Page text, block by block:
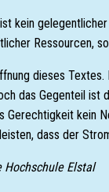
kein
Ressourcen,
dieses
das Gegenteil ist
Gerechtigkeit kein
dass der
Hochschule Elstal